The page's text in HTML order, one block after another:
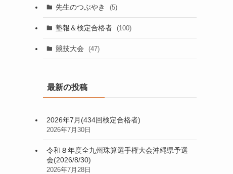
先生のつぶやき (5)
塾報＆検定合格者 (100)
競技大会 (47)
最新の投稿
2026年7月(434回検定合格者)
2026年7月30日
令和８年度全九州珠算選手権大会沖縄県予選
会(2026/8/30)
2026年7月28日